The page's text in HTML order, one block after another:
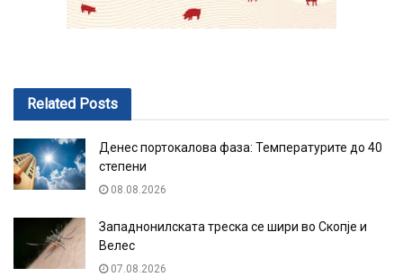
Related Posts
Денес портокалова фаза: Температурите до 40
степени
08.08.2026
Западнонилската треска се шири во Скопје и
Велес
07.08.2026